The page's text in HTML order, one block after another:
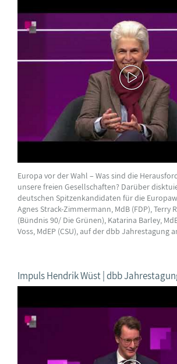
Europa vor der Wahl – Was sind die
unsere freien Gesellschaften? Darüber
deutschen Spitzenkandidaten für die
Agnes Strack-Zimmermann, MdB (FDP), Terry
(Bündnis 90/ Die Grünen), Katarina Barley,
Voss, MdEP (CSU), auf der dbb Jahrestagung
Impuls Hendrik Wüst | dbb